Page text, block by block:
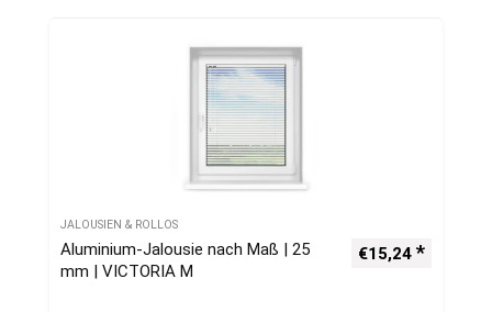
JALOUSIEN & ROLLOS
Aluminium-Jalousie nach Maß | 25
mm | VICTORIA M
€15,24